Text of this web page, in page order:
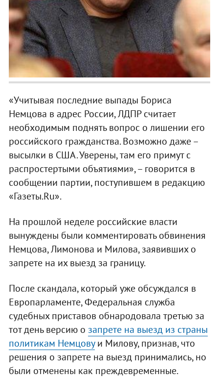
«Учитывая последние выпады Бориса
Немцова в адрес России, ЛДПР считает
необходимым поднять вопрос о лишении его
российского гражданства. Возможно даже –
высылки в США. Уверены, там его примут с
распростертыми объятиями», – говорится в
сообщении партии, поступившем в редакцию
«Газеты.Ru».
На прошлой неделе российские власти
вынуждены были комментировать обвинения
Немцова, Лимонова и Милова, заявивших о
запрете на их выезд за границу.
После скандала, который уже обсуждался в
Европарламенте, Федеральная служба
судебных приставов обнародовала третью за
тот день версию о запрете на выезд из страны
политикам Немцовуи Милову, признав, что
решения о запрете на выезд принимались, но
были отменены как преждевременные.